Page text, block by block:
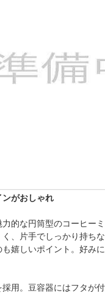
がおしゃれ
的な円筒型のコーヒーミ
、片手でしっかり持ちな
嬉しいポイント。好みに
用。豆容器にはフタが付